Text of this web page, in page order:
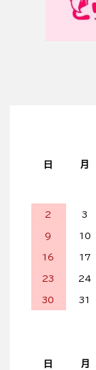
日 月
2 3
9 10
16 17
23 24
30 31
日 月